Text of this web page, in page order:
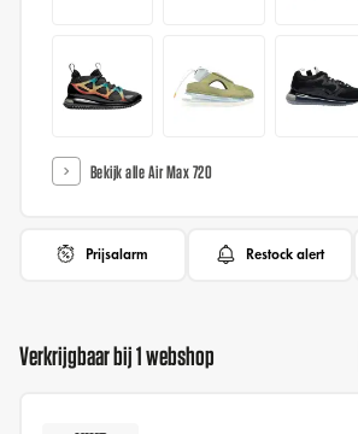
Bekijk alle Air Max 720
Prijsalarm Restock alert
Verkrijgbaar bij 1 webshop